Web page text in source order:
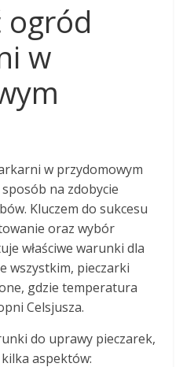
ogród
w
w przydomowym
na zdobycie
Kluczem do sukcesu
oraz wybór
właściwe warunki dla
wszystkim, pieczarki
gdzie temperatura
Celsjusza.
do uprawy pieczarek,
aspektów: